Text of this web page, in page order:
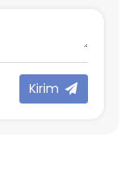
Kirim